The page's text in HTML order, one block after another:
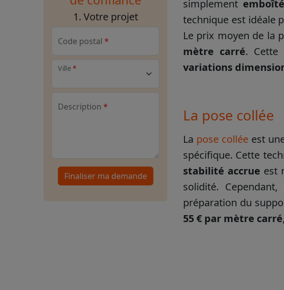
1. Votre projet
Code postal
Ville
Description
Finaliser ma demande
simplement
technique est idéale
Le prix moyen de la
mètre carré. Cette
variations
La pose collée
La pose collée est
spécifique. Cette
stabilité accrue est
solidité.
préparation du
55 € par mètre carré